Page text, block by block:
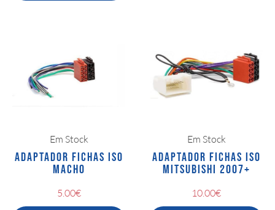
Em Stock
ADAPTADOR FICHAS ISO
MACHO
5.00€
Em Stock
ADAPTADOR FICHAS ISO
MITSUBISHI 2007+
10.00€